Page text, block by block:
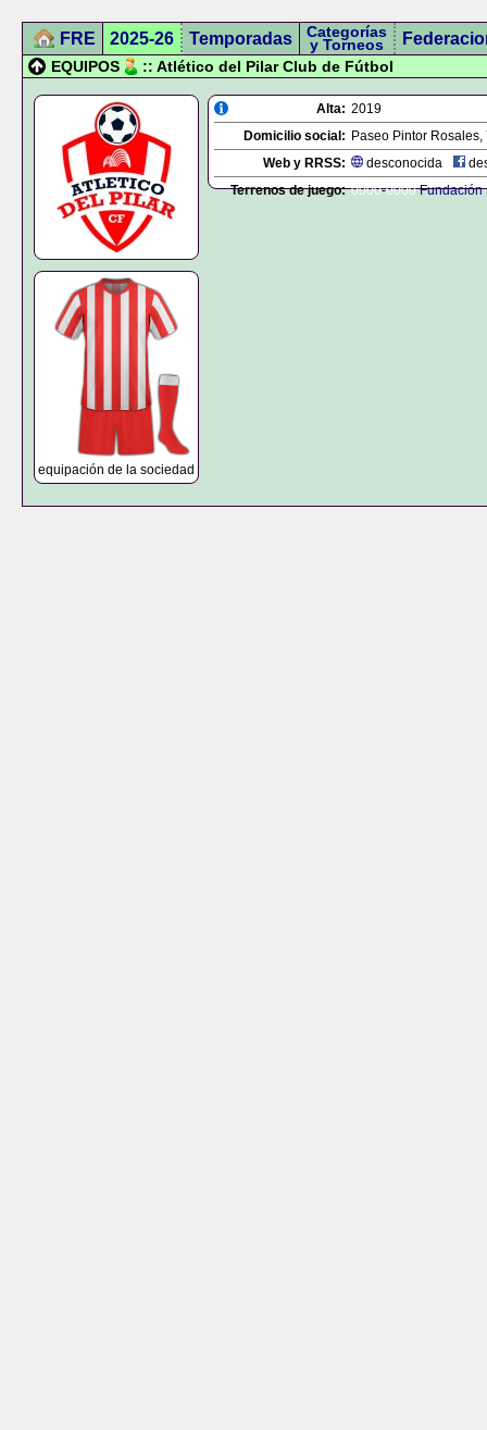
FRE 2025-26 Temporadas Categorías
y Torneos
EQUIPOS :: Atlético del Pilar Club de Fútbol
equipación de la sociedad
Alta: 2019
Domicilio social: Paseo Pintor
Web y RRSS:
desconocida
Terrenos de juego: 0000-0000 Fundación